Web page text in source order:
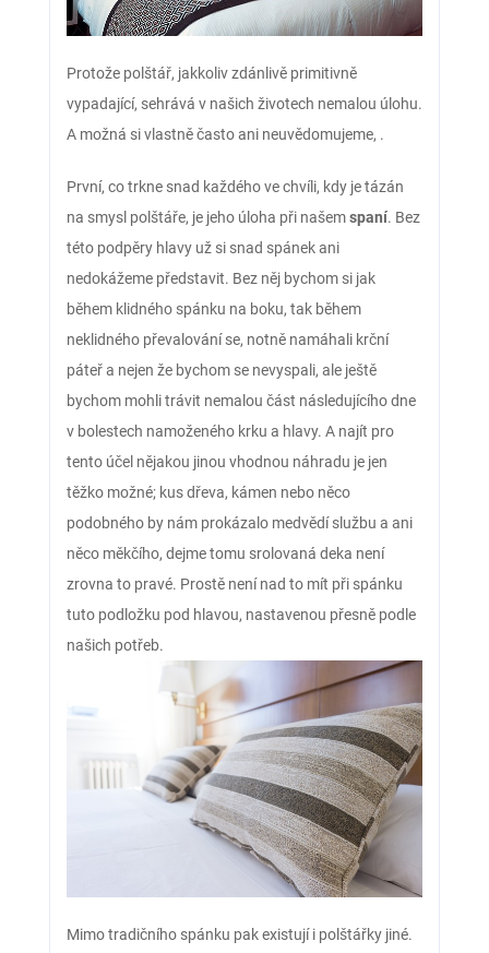
Protože polštář, jakkoliv zdánlivě primitivně
vypadající, sehrává v našich životech nemalou úlohu.
A možná si vlastně často ani neuvědomujeme, .
První, co trkne snad každého ve chvíli, kdy je tázán
na smysl polštáře, je jeho úloha při našemspaní. Bez
této podpěry hlavy už si snad spánek ani
nedokážeme představit. Bez něj bychom si jak
během klidného spánku na boku, tak během
neklidného převalování se, notně namáhali krční
páteř a nejen že bychom se nevyspali, ale ještě
bychom mohli trávit nemalou část následujícího dne
v bolestech namoženého krku a hlavy. A najít pro
tento účel nějakou jinou vhodnou náhradu je jen
těžko možné; kus dřeva, kámen nebo něco
podobného by nám prokázalo medvědí službu a ani
něco měkčího, dejme tomu srolovaná deka není
zrovna to pravé. Prostě není nad to mít při spánku
tuto podložku pod hlavou, nastavenou přesně podle
našich potřeb.
Mimo tradičního spánku pak existují i polštářky jiné.